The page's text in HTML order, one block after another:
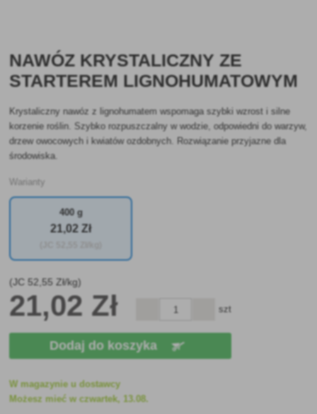
NAWÓZ KRYSTALICZNY ZE
STARTEREM LIGNOHUMATOWYM
Krystaliczny nawóz z lignohumatem wspomaga szybki wzrost i silne
korzenie roślin. Szybko rozpuszczalny w wodzie, odpowiedni do warzyw,
drzew owocowych i kwiatów ozdobnych. Rozwiązanie przyjazne dla
środowiska.
Warianty
400 g
21,02 Zł
(JC 52,55 Zł/kg)
21,02 Zł szt
Dodaj do koszyka
W magazynie u dostawcy
Możesz mieć w czwartek, 13.08.